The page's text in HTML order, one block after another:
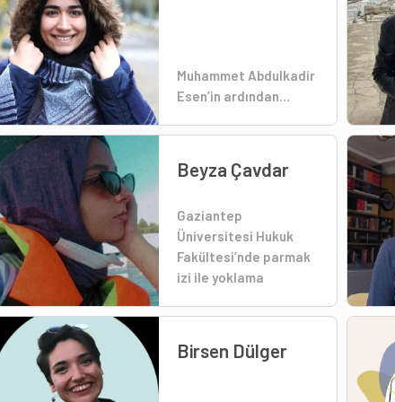
Muhammet Abdulkadir
Esen’in ardından…
Beyza Çavdar
Gaziantep
Üniversitesi Hukuk
Fakültesi’nde parmak
izi ile yoklama
Birsen Dülger